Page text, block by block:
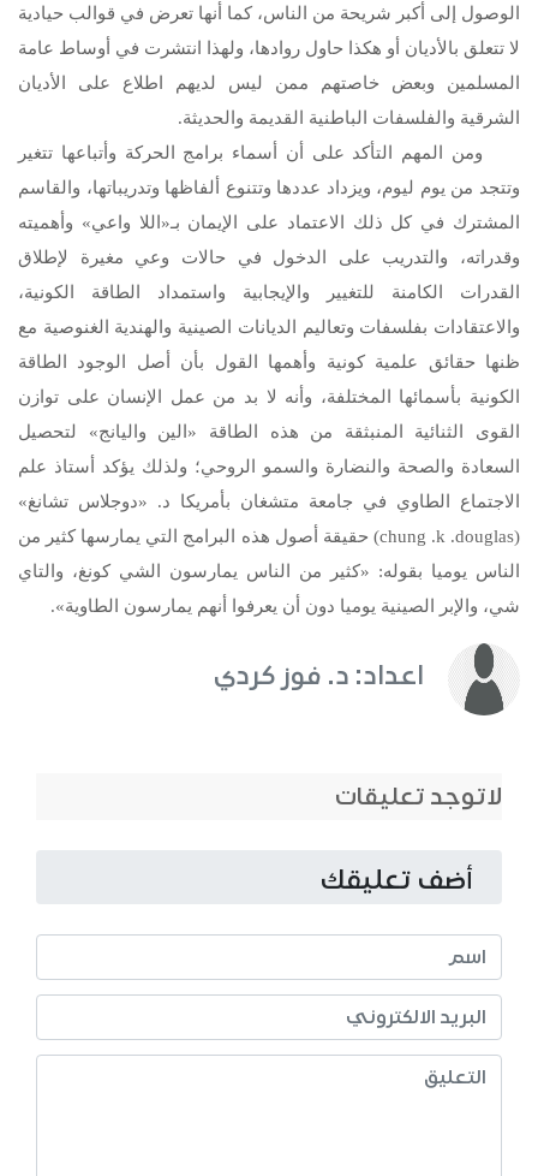
الوصول إلى أكبر شريحة من الناس، كما أنها تعرض في قوالب حيادية
لا تتعلق بالأديان أو هكذا حاول روادها، ولهذا انتشرت في أوساط عامة
المسلمين وبعض خاصتهم ممن ليس لديهم اطلاع على الأديان
الشرقية والفلسفات الباطنية القديمة والحديثة.
ومن المهم التأكد على أن أسماء برامج الحركة وأتباعها تتغير
وتتجد من يوم ليوم، ويزداد عددها وتتنوع ألفاظها وتدريباتها، والقاسم
المشترك في كل ذلك الاعتماد على الإيمان بـ«اللا واعي» وأهميته
وقدراته، والتدريب على الدخول في حالات وعي مغيرة لإطلاق
القدرات الكامنة للتغيير والإيجابية واستمداد الطاقة الكونية،
والاعتقادات بفلسفات وتعاليم الديانات الصينية والهندية الغنوصية مع
ظنها حقائق علمية كونية وأهمها القول بأن أصل الوجود الطاقة
الكونية بأسمائها المختلفة، وأنه لا بد من عمل الإنسان على توازن
القوى الثنائية المنبثقة من هذه الطاقة «الين واليانج» لتحصيل
السعادة والصحة والنضارة والسمو الروحي؛ ولذلك يؤكد أستاذ علم
الاجتماع الطاوي في جامعة متشغان بأمريكا د. «دوجلاس تشانغ»
(
douglas
.
k
.
chung) حقيقة أصول هذه البرامج التي يمارسها كثير من
الناس يوميا بقوله: «كثير من الناس يمارسون الشي كونغ، والتاي
شي، والإبر الصينية يوميا دون أن يعرفوا أنهم يمارسون الطاوية».
اعداد: د. فوز كردي
لاتوجد تعليقات
أضف تعليقك